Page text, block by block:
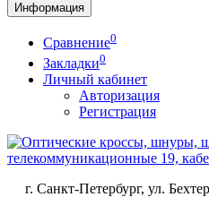
Информация
Сравнение0
Закладки0
Личный кабинет
Авторизация
Регистрация
г. Санкт-Петербург, ул.